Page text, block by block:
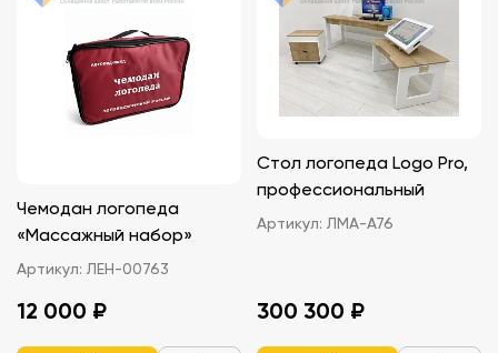
Чемодан логопеда
«Массажный набор»
Артикул: ЛЕН-00763
12 000 ₽
Стол логопеда Logo Pro,
профессиональный
Артикул: ЛМА-А76
300 300 ₽